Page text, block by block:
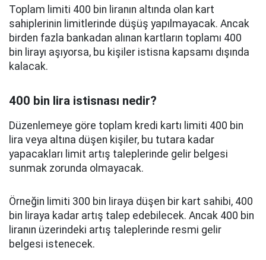
Toplam limiti 400 bin liranın altında olan kart
sahiplerinin limitlerinde düşüş yapılmayacak. Ancak
birden fazla bankadan alınan kartların toplamı 400
bin lirayı aşıyorsa, bu kişiler istisna kapsamı dışında
kalacak.
400 bin lira istisnası nedir?
Düzenlemeye göre toplam kredi kartı limiti 400 bin
lira veya altına düşen kişiler, bu tutara kadar
yapacakları limit artış taleplerinde gelir belgesi
sunmak zorunda olmayacak.
Örneğin limiti 300 bin liraya düşen bir kart sahibi, 400
bin liraya kadar artış talep edebilecek. Ancak 400 bin
liranın üzerindeki artış taleplerinde resmi gelir
belgesi istenecek.